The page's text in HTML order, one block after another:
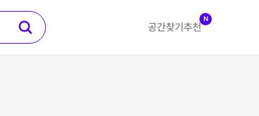
공간찾기 추천
N